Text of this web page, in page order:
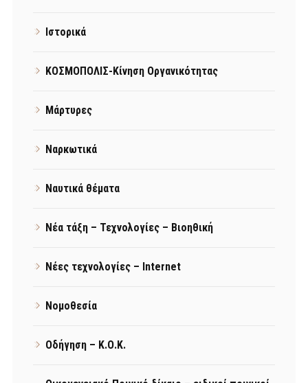
Ιστορικά
ΚΟΣΜΟΠΟΛΙΣ-Κίνηση Οργανικότητας
Μάρτυρες
Ναρκωτικά
Ναυτικά θέματα
Νέα τάξη – Τεχνολογίες – Βιοηθική
Νέες τεχνολογίες – Internet
Νομοθεσία
Οδήγηση – Κ.Ο.Κ.